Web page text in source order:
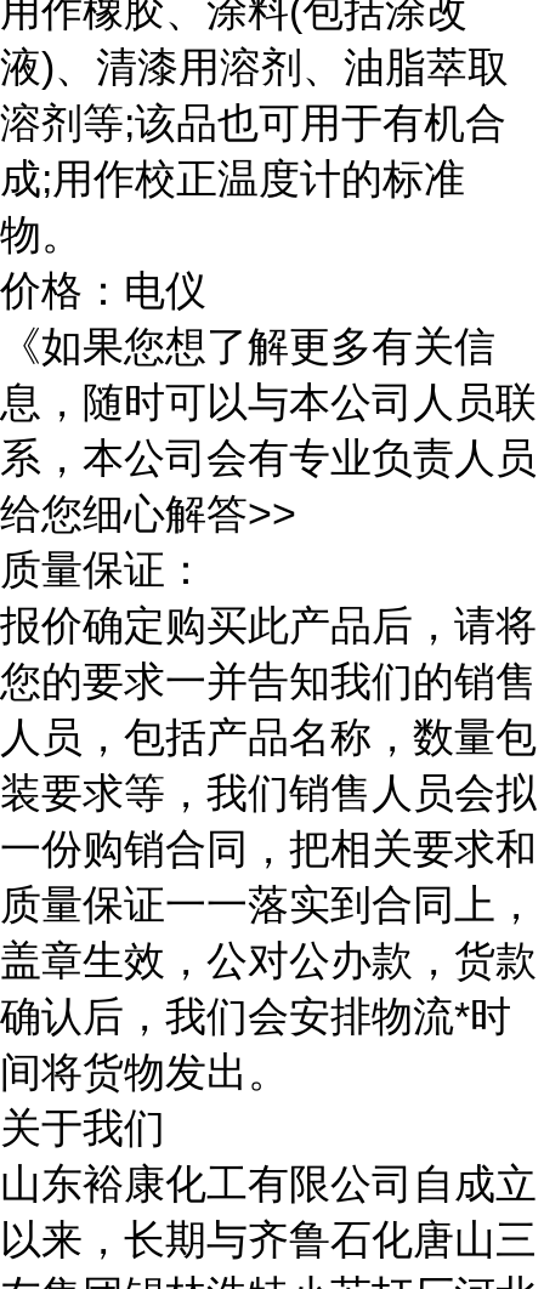
用作橡胶、涂料(包括涂改
液)、清漆用溶剂、油脂萃取
溶剂等;该品也可用于有机合
成;用作校正温度计的标准
物。
价格：电仪
《如果您想了解更多有关信
息，随时可以与本公司人员联
系，本公司会有专业负责人员
给您细心解答>>
质量保证：
报价确定购买此产品后，请将
您的要求一并告知我们的销售
人员，包括产品名称，数量包
装要求等，我们销售人员会拟
一份购销合同，把相关要求和
质量保证一一落实到合同上，
盖章生效，公对公办款，货款
确认后，我们会安排物流*时
间将货物发出。
关于我们
山东裕康化工有限公司自成立
以来，长期与齐鲁石化唐山三